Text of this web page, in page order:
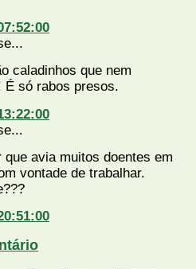
caladinhos que nem
É só rabos presos.
que avia muitos doentes em
vontade de trabalhar.